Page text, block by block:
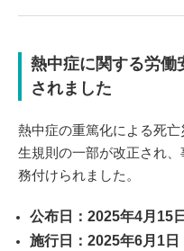
熱中症に関する労働
されました
熱中症の重篤化による死
生規則の一部が改正され
務付けられました。
公布日：2025年4月15日
施行日：2025年6月1日